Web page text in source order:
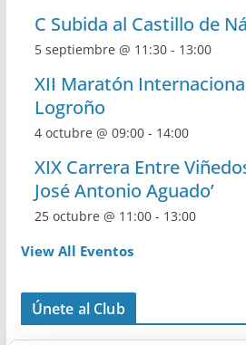
C Subida al Castillo de
5 septiembre @ 11:30- 13:00
XII Maratón
Logroño
4 octubre @ 09:00- 14:00
XIX Carrera Entre
José Antonio Aguado’
25 octubre @ 11:00- 13:00
View All Eventos
Únete al Club